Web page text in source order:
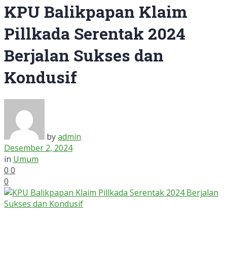
KPU Balikpapan Klaim
Pillkada Serentak 2024
Berjalan Sukses dan
Kondusif
byadmin
Desember 2, 2024
in Umum
0 0
0